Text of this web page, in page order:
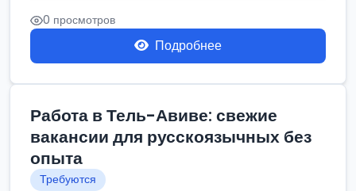
0 просмотров
Подробнее
Работа в Тель-Авиве: свежие
вакансии для русскоязычных без
опыта
Требуются